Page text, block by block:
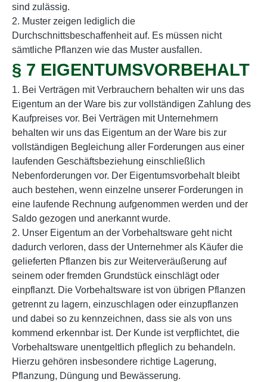
sind zulässig.
2. Muster zeigen lediglich die
Durchschnittsbeschaffenheit auf. Es müssen nicht
sämtliche Pflanzen wie das Muster ausfallen.
§ 7 EIGENTUMSVORBEHALT
1. Bei Verträgen mit Verbrauchern behalten wir uns das
Eigentum an der Ware bis zur vollständigen Zahlung des
Kaufpreises vor. Bei Verträgen mit Unternehmern
behalten wir uns das Eigentum an der Ware bis zur
vollständigen Begleichung aller Forderungen aus einer
laufenden Geschäftsbeziehung einschließlich
Nebenforderungen vor. Der Eigentumsvorbehalt bleibt
auch bestehen, wenn einzelne unserer Forderungen in
eine laufende Rechnung aufgenommen werden und der
Saldo gezogen und anerkannt wurde.
2. Unser Eigentum an der Vorbehaltsware geht nicht
dadurch verloren, dass der Unternehmer als Käufer die
gelieferten Pflanzen bis zur Weiterveräußerung auf
seinem oder fremden Grundstück einschlägt oder
einpflanzt. Die Vorbehaltsware ist von übrigen Pflanzen
getrennt zu lagern, einzuschlagen oder einzupflanzen
und dabei so zu kennzeichnen, dass sie als von uns
kommend erkennbar ist. Der Kunde ist verpflichtet, die
Vorbehaltsware unentgeltlich pfleglich zu behandeln.
Hierzu gehören insbesondere richtige Lagerung,
Pflanzung, Düngung und Bewässerung.